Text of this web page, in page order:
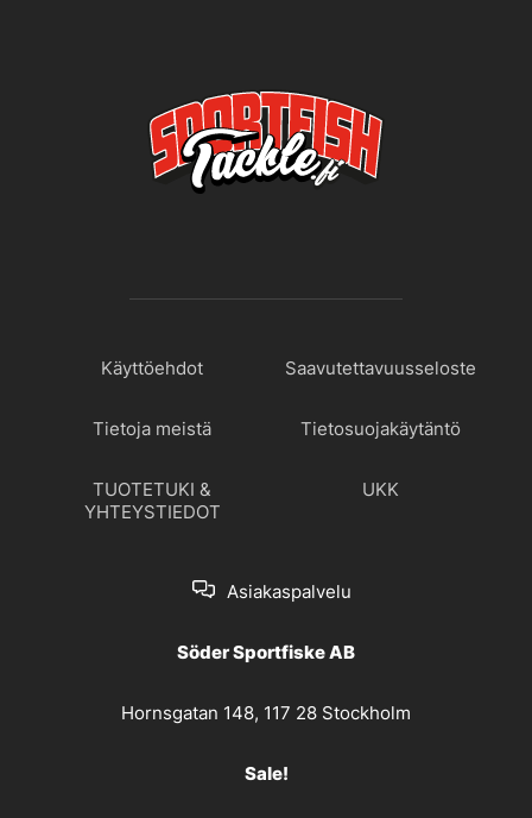
Käyttöehdot Saavutettavuusseloste
Tietoja meistä Tietosuojakäytäntö
TUOTETUKI &
YHTEYSTIEDOT
UKK
Asiakaspalvelu
Söder Sportfiske AB
Hornsgatan 148, 117 28 Stockholm
Sale!